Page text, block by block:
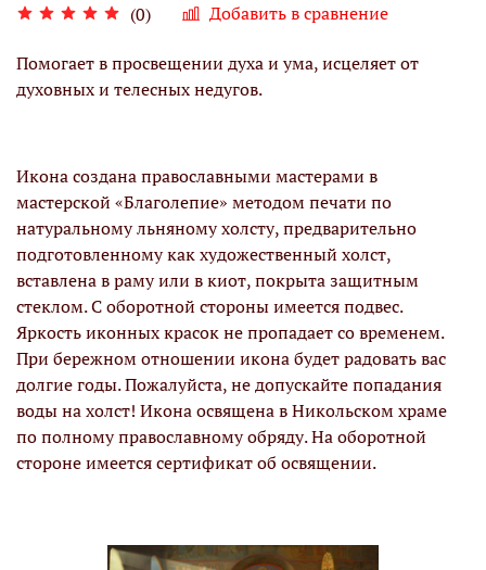
(0) Добавить в сравнение
Помогает в просвещении духа и ума, исцеляет от
духовных и телесных недугов.
Икона создана православными мастерами в
мастерской «Благолепие» методом печати по
натуральному льняному холсту, предварительно
подготовленному как художественный холст,
вставлена в раму или в киот, покрыта защитным
стеклом. С оборотной стороны имеется подвес.
Яркость иконных красок не пропадает со временем.
При бережном отношении икона будет радовать вас
долгие годы. Пожалуйста, не допускайте попадания
воды на холст! Икона освящена в Никольском храме
по полному православному обряду. На оборотной
стороне имеется сертификат об освящении.